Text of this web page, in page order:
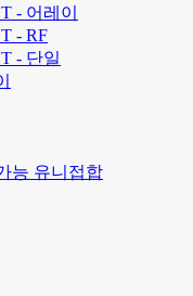
- 어레이
- RF
- 단일
능 유니접합